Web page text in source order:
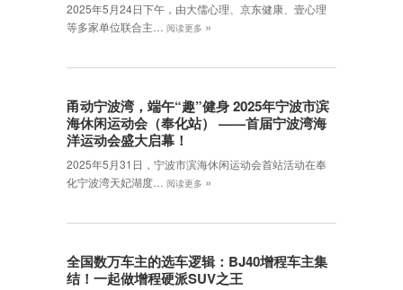
2025年5月24日下午，由大儒心理、京东健康、壹心理
等多家单位联合主…
阅读更多 »
甬动宁波湾，端午“趣”健身 2025年宁波市滨
海休闲运动会（奉化站） ——首届宁波湾海
洋运动会盛大启幕！
2025年5月31日，宁波市滨海休闲运动会首站活动在奉
化宁波湾天妃湖度…
阅读更多 »
全国数万车主的选车逻辑：BJ40增程车主集
结！一起做增程硬派SUV之王